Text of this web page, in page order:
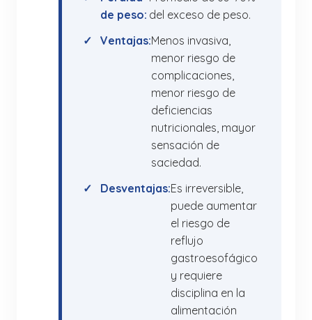
de peso: del exceso de peso.
Ventajas:Menos invasiva,
menor riesgo de
complicaciones,
menor riesgo de
deficiencias
nutricionales, mayor
sensación de
saciedad.
Desventajas:Es irreversible,
puede aumentar
el riesgo de
reflujo
gastroesofágico
y requiere
disciplina en la
alimentación